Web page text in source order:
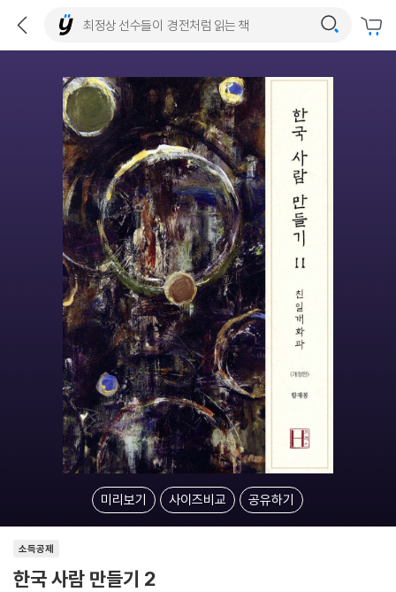
미리보기 사이즈비교 공유하기
소득공제
한국 사람 만들기 2